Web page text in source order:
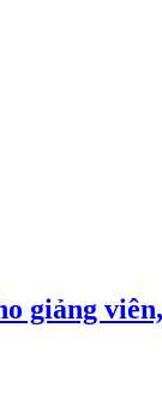
giảng